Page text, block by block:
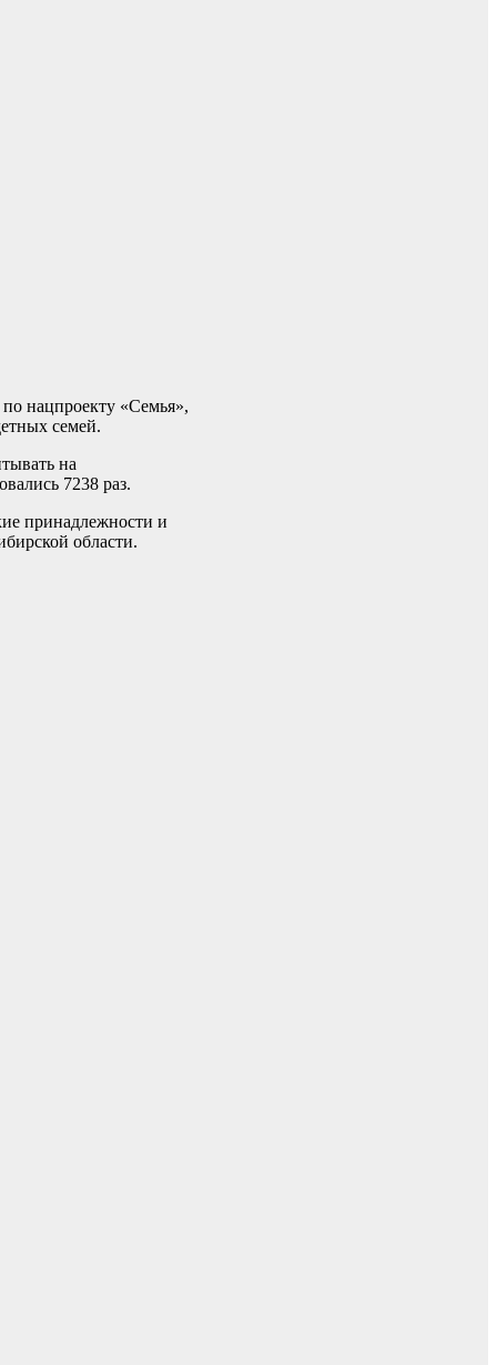
нацпроекту «Семья»,
семей.
на
7238 раз.
принадлежности и
области.